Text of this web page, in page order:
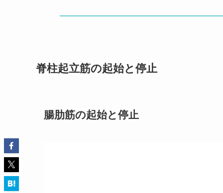
脊柱起立筋の起始と停止
腸肋筋の起始と停止